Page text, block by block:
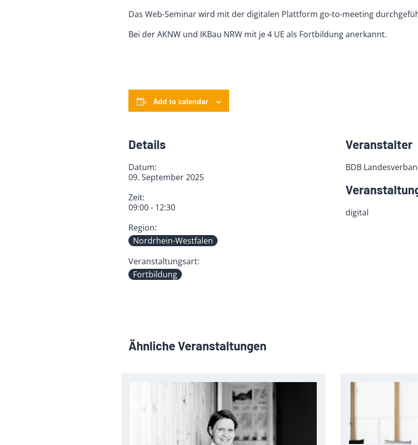
Das Web-Seminar wird mit der digitalen Plattform go-to-meeting
Bei der AKNW und IKBau NRW mit je 4 UE als Fortbildung anerkannt.
Add to calendar
Details
Datum:
09. September 2025
Zeit:
09:00 - 12:30
Region:
Nordrhein-Westfalen
Veranstaltungsart:
Fortbildung
Veranstalter
BDB
digital
Ähnliche Veranstaltungen